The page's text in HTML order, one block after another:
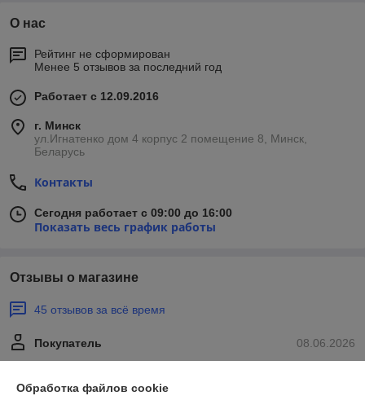
О нас
Рейтинг не сформирован
Менее 5 отзывов за последний год
Работает с 12.09.2016
г. Минск
ул.Игнатенко дом 4 корпус 2 помещение 8, Минск,
Беларусь
Контакты
Сегодня работает с 09:00 до 16:00
Показать весь график работы
Отзывы о магазине
45 отзывов за всё время
08.06.2026
Покупатель
Обработка файлов cookie